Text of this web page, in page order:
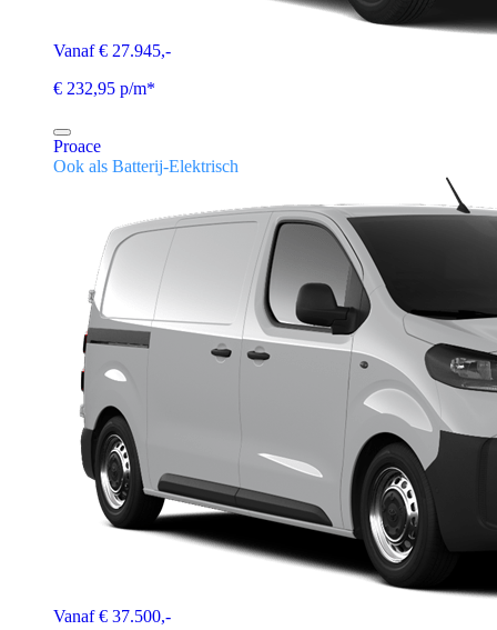
Vanaf € 27.945,-
€ 232,95 p/m*
Proace
Ook als Batterij-Elektrisch
Vanaf € 37.500,-